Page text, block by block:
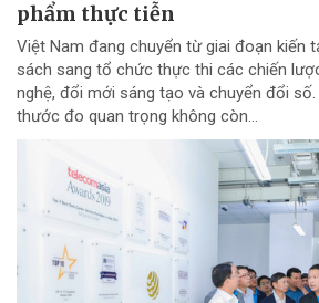
phẩm thực tiễn
Việt Nam đang chuyển từ giai đoạn kiến
sách sang tổ chức thực thi các chiến
nghệ, đổi mới sáng tạo và chuyển đổi số.
thước đo quan trọng không còn...